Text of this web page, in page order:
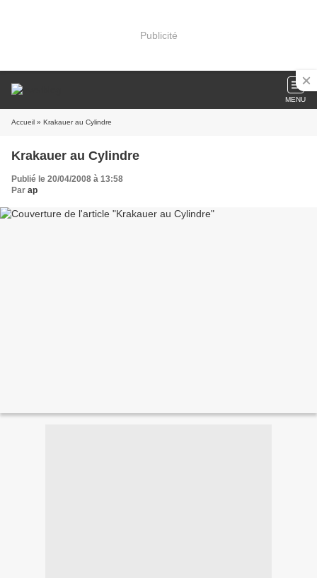
Publicité
MENU
Accueil » Krakauer au Cylindre
Krakauer au Cylindre
Publié le 20/04/2008 à 13:58
Par ap